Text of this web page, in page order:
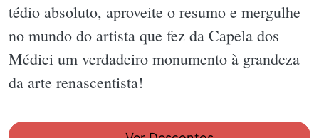
tédio absoluto, aproveite o resumo e mergulhe
no mundo do artista que fez da Capela dos
Médici um verdadeiro monumento à grandeza
da arte renascentista!